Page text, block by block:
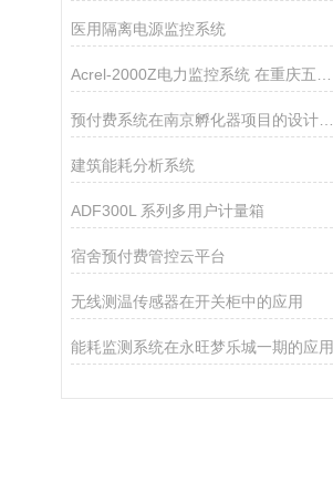
医用隔离电源监控系统
预付费系统在南京孵化器项目的设计与应用
建筑能耗分析系统
ADF300L 系列多用户计量箱
宿舍预付费管控云平台
无线测温传感器在开关柜中的应用
能耗监测系统在永旺梦乐城一期的应用